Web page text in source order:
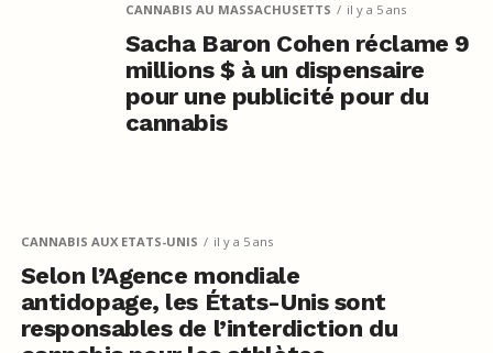
CANNABIS AU MASSACHUSETTS il y a 5 ans
Sacha Baron Cohen réclame 9
millions $ à un dispensaire
pour une publicité pour du
cannabis
CANNABIS AUX ETATS-UNIS il y a 5 ans
Selon l’Agence mondiale
antidopage, les États-Unis sont
responsables de l’interdiction du